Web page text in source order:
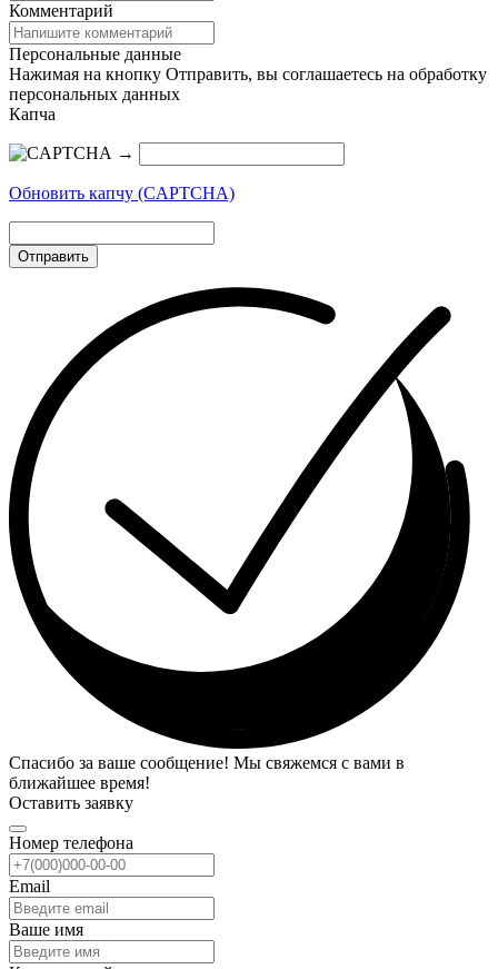
Комментарий
Персональные данные
Нажимая на кнопку Отправить, вы соглашаетесь на обработку
персональных данных
Капча
→
Обновить капчу (CAPTCHA)
Отправить
Спасибо за ваше сообщение! Мы свяжемся с вами в
ближайшее время!
Оставить заявку
Номер телефона
Email
Ваше имя